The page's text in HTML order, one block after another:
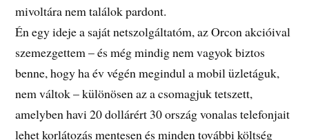
mivoltára nem találok pardont.
Én egy ideje a saját netszolgáltatóm, az Orcon akcióival
szemezgettem – és még mindig nem vagyok biztos
benne, hogy ha év végén megindul a mobil üzletáguk,
nem váltok – különösen az a csomagjuk tetszett,
amelyben havi 20 dollárért 30 ország vonalas telefonjait
lehet korlátozás mentesen és minden további költség